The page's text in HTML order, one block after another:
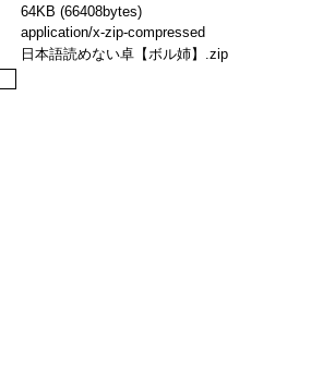
64KB (66408bytes)
application/x-zip-compressed
日本語読めない卓【ボル姉】.zip